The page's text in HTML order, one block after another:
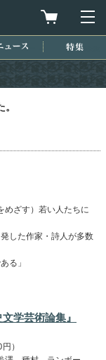
買物カゴを
ニュース
めざす）若い人たちに
した作家・詩人が多数
る」
学芸術論集』
）